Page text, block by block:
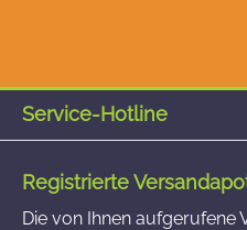
Service-Hotline
Registrierte
Die von Ihnen aufgerufene